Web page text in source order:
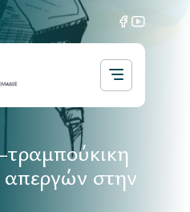
απεργών στην